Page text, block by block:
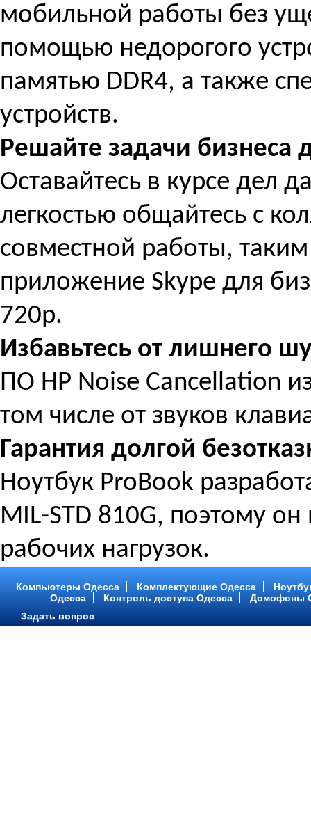
мобильной работы без
помощью недорогого
памятью DDR4, а также
устройств.
Решайте задачи бизнеса
Оставайтесь в курсе дел
легкостью общайтесь с
совместной работы,
приложение Skype для
720p.
Избавьтесь от лишнего
ПО HP Noise Cancellation
том числе от звуков
Гарантия долгой
Ноутбук ProBook
MIL-STD 810G, поэтому
рабочих нагрузок.
Компьютеры Одесса Комплектующие Одесса
Одесса
Контроль доступа Одесса
Домофоны
Задать вопрос